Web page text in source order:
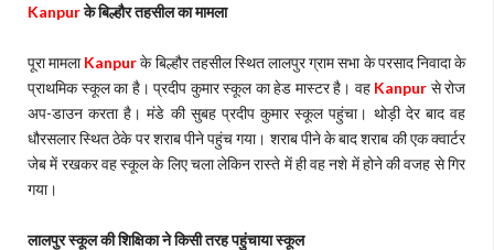
Kanpurके बिल्हौर तहसील का मामला
पूरा मामला Kanpur के बिल्हौर तहसील स्थित लालपुर ग्राम सभा के परसाद निवादा के
प्राथमिक स्कूल का है। प्रदीप कुमार स्कूल का हेड मास्टर है। वह Kanpur से रोज
अप-डाउन करता है। मंडे की सुबह प्रदीप कुमार स्कूल पहुंचा। थोड़ी देर बाद वह
धौरसलार स्थित ठेके पर शराब पीने पहुंच गया। शराब पीने के बाद शराब की एक क्वार्टर
जेब में रखकर वह स्कूल के लिए चला लेकिन रास्ते में ही वह नशे में होने की वजह से गिर
गया।
लालपुर स्कूल की शिक्षिका ने किसी तरह पहुंचाया स्कूल